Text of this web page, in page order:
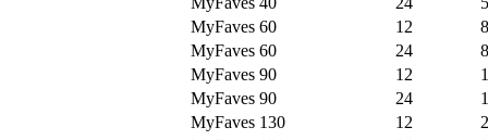
MyFaves 60
12
MyFaves 60
24
MyFaves 90
12
MyFaves 90
24
MyFaves 130
12